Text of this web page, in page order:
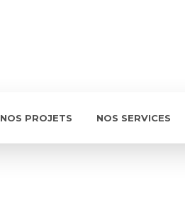
NOS PROJETS NOS SERVICES